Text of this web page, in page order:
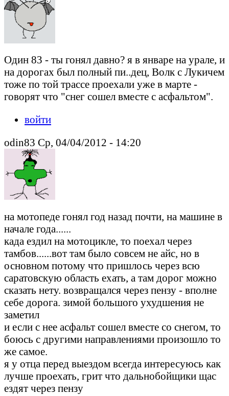
Один 83 - ты гонял давно? я в январе на урале, и
на дорогах был полный пи..дец, Волк с Лукичем
тоже по той трассе проехали уже в марте -
говорят что "снег сошел вместе с асфальтом".
войти
odin83 Ср, 04/04/2012 - 14:20
на мотопеде гонял год назад почти, на машине в
начале года......
када ездил на мотоцикле, то поехал через
тамбов......вот там было совсем не айс, но в
основном потому что пришлось через всю
саратовскую область ехать, а там дорог можно
сказать нету. возвращался через пензу - вполне
себе дорога. зимой большого ухудшения не
заметил
и если с нее асфальт сошел вместе со снегом, то
боюсь с другими направлениями произошло то
же самое.
я у отца перед выездом всегда интересуюсь как
лучше проехать, грит что дальнобойщики щас
ездят через пензу